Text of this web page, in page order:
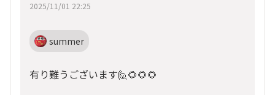
2025/11/01 22:25
summer
有り難うございます🙋🌻🌻🌻